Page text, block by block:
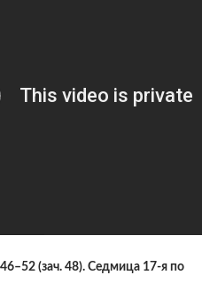
–52 (зач. 48). Седмица 17-я по